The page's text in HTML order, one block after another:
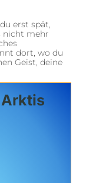
erst spät,
nicht mehr
dort, wo du
Geist, deine